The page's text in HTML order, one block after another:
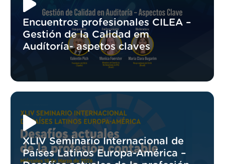
Encuentros profesionales CILEA –
Gestión de la Calidad em
Audítoría- aspetos claves
XLIV Seminario Internacional de
Países Latinos Europa-América –